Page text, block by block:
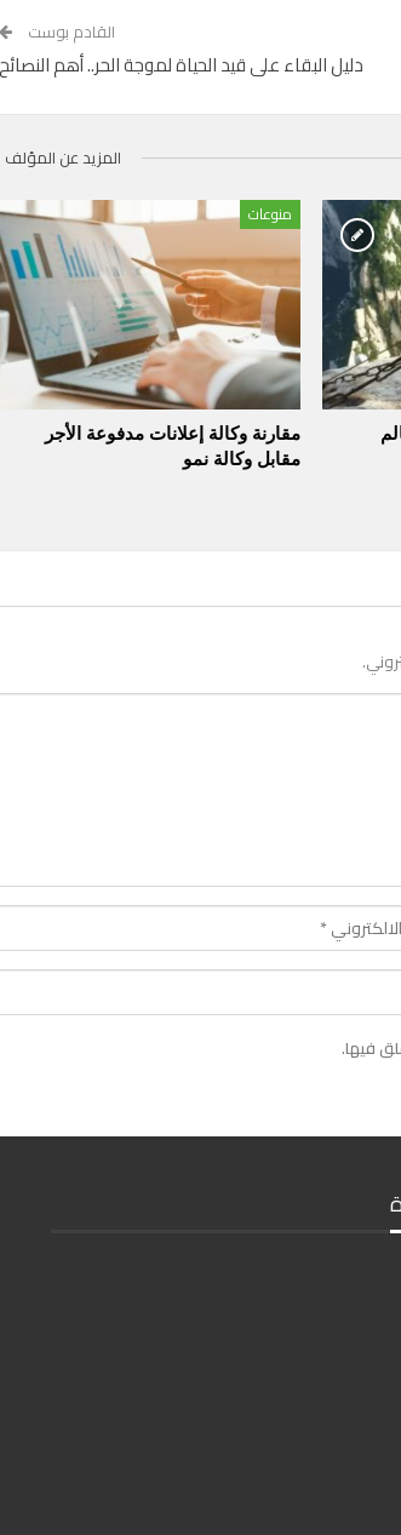
القادم بوست
دليل البقاء على قيد الحياة لموجة الحر.. أهم النصائح
المزيد عن المؤلف
منوعات
مقارنة وكالة إعلانات مدفوعة الأجر
مقابل وكالة نمو
فيها.